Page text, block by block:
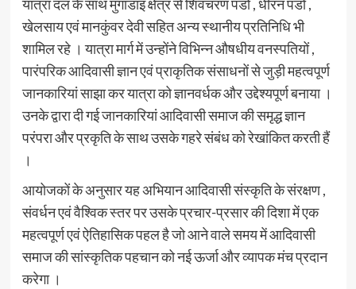
यात्रा दल के साथ मुगाडाइ क्षेत्र से शिवचरण पंडो , धीरन पंडो ,
खेलसाय एवं मानकुंवर देवी सहित अन्य स्थानीय प्रतिनिधि भी
शामिल रहे । यात्रा मार्ग में उन्होंने विभिन्न औषधीय वनस्पतियों ,
पारंपरिक आदिवासी ज्ञान एवं प्राकृतिक संसाधनों से जुड़ी महत्वपूर्ण
जानकारियां साझा कर यात्रा को ज्ञानवर्धक और उद्देश्यपूर्ण बनाया ।
उनके द्वारा दी गई जानकारियां आदिवासी समाज की समृद्ध ज्ञान
परंपरा और प्रकृति के साथ उसके गहरे संबंध को रेखांकित करती हैं
।
आयोजकों के अनुसार यह अभियान आदिवासी संस्कृति के संरक्षण ,
संवर्धन एवं वैश्विक स्तर पर उसके प्रचार-प्रसार की दिशा में एक
महत्वपूर्ण एवं ऐतिहासिक पहल है जो आने वाले समय में आदिवासी
समाज की सांस्कृतिक पहचान को नई ऊर्जा और व्यापक मंच प्रदान
करेगा ।